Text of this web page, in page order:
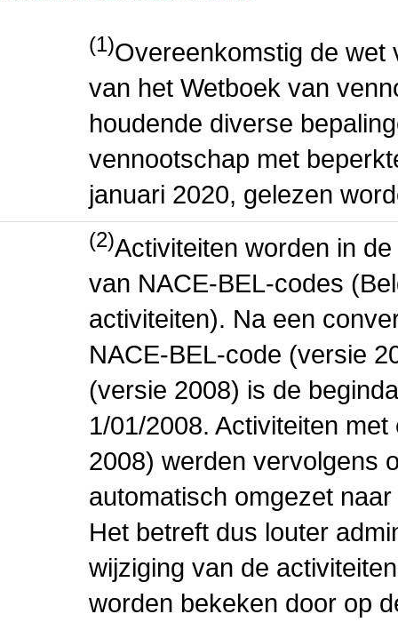
(1)Overeenkomstig de wet
van het Wetboek van
houdende diverse
vennootschap met
januari 2020, gelezen
(2)Activiteiten worden in
van NACE-BEL-codes
activiteiten). Na een
NACE-BEL-code (versie
(versie 2008) is de
1/01/2008. Activiteiten
2008) werden vervolgens
automatisch omgezet
Het betreft dus louter
wijziging van de
worden bekeken door op